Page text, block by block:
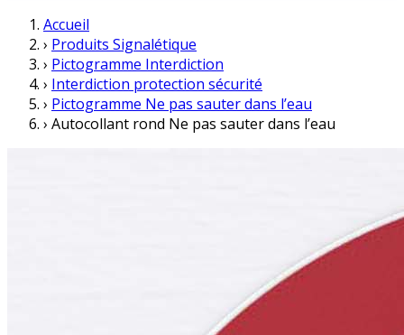
Accueil
› Produits Signalétique
› Pictogramme Interdiction
› Interdiction protection sécurité
› Pictogramme Ne pas sauter dans l’eau
› Autocollant rond Ne pas sauter dans l’eau